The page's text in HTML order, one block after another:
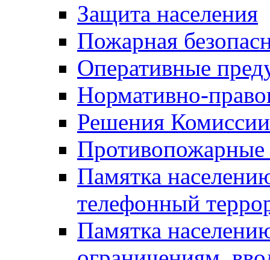
Защита населения
Пожарная
Оперативные
Нормативно-
Решения
Противопожарные
Памятка
телефонный
Памятка